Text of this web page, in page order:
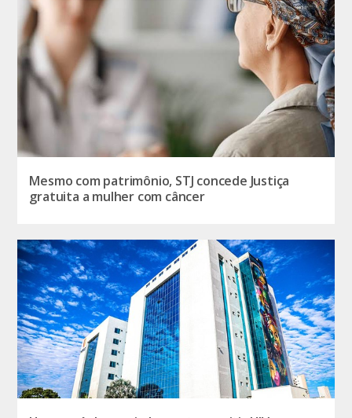
Mesmo com patrimônio, STJ concede Justiça
gratuita a mulher com câncer